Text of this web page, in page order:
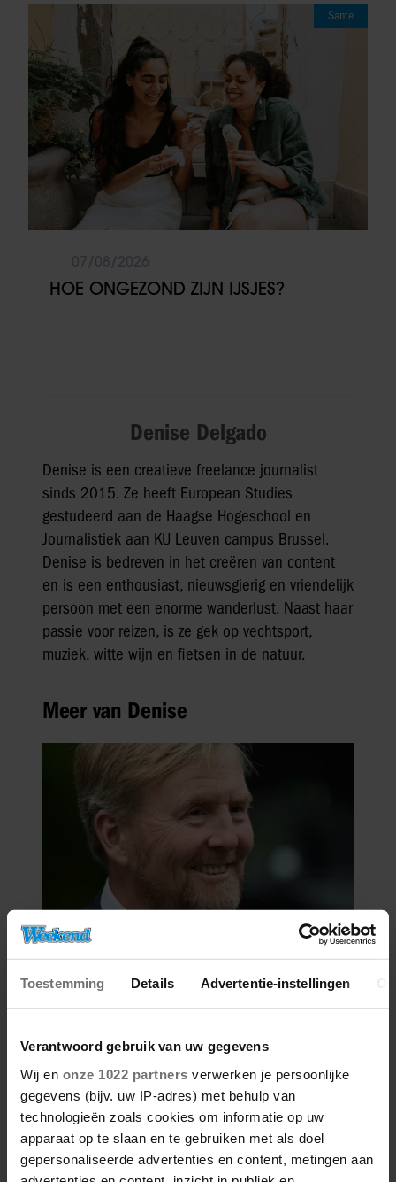
Toestemming Details Advertentie-instellingen
Verantwoord gebruik van uw gegevens
Wij en onze 1022 partners verwerken je persoonlijke
gegevens (bijv. uw IP-adres) met behulp van
technologieën zoals cookies om informatie op uw
apparaat op te slaan en te gebruiken met als doel
gepersonaliseerde advertenties en content, metingen aan
Sante
HOE ONGEZOND ZIJN IJSJES?
Denise Delgado
Denise is een creatieve freelance journalist
sinds 2015. Ze heeft European Studies
gestudeerd aan de Haagse Hogeschool en
Journalistiek aan KU Leuven campus Brussel.
Denise is bedreven in het creëren van content
en is een enthousiast, nieuwsgierig en vriendelijk
persoon met een enorme wanderlust. Naast haar
passie voor reizen, is ze gek op vechtsport,
muziek, witte wijn en fietsen in de natuur.
Meer van Denise
27/04/2026
PORTRETTEN VAN WILLEM-
ALEXANDER WIL JE NIET MISSEN